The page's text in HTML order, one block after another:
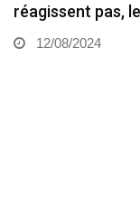
réagissent pas,
12/08/2024